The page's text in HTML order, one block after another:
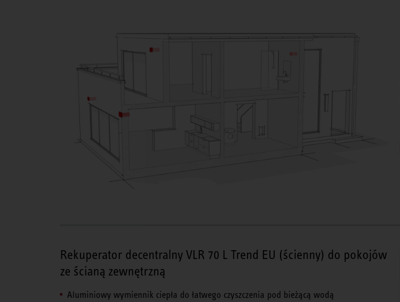
Rekuperator decentralny VLR 70 L Trend EU (ścienny) do pokojów
ze ścianą zewnętrzną
Aluminiowy wymiennik ciepła do łatwego czyszczenia pod bieżącą wodą